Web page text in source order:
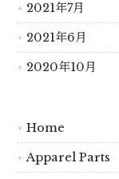
2021年7月
2021年6月
2020年10月
Home
Apparel Parts